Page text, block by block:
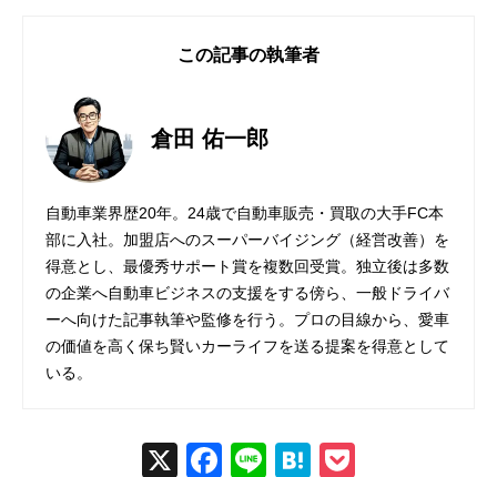
この記事の執筆者
倉田 佑一郎
自動車業界歴20年。24歳で自動車販売・買取の大手FC本
部に入社。加盟店へのスーパーバイジング（経営改善）を
得意とし、最優秀サポート賞を複数回受賞。独立後は多数
の企業へ自動車ビジネスの支援をする傍ら、一般ドライバ
ーへ向けた記事執筆や監修を行う。プロの目線から、愛車
の価値を高く保ち賢いカーライフを送る提案を得意として
いる。
X
Fac
Line
Hat